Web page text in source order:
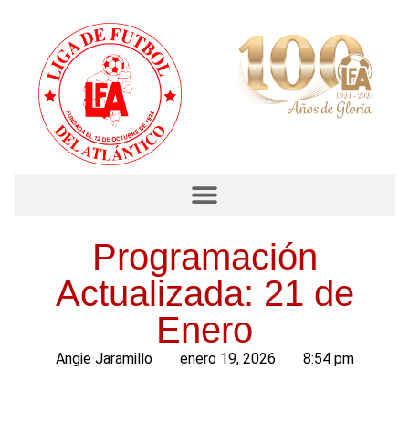
Programación
Actualizada: 21 de
Enero
Angie Jaramillo enero 19, 2026 8:54 pm